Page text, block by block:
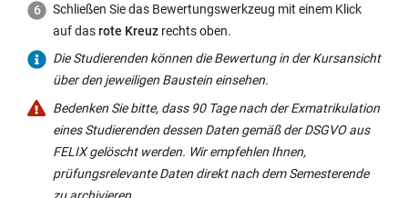
Schließen Sie das Bewertungswerkzeug mit einem Klick
auf dasrote Kreuz rechts oben.
Die Studierenden können die Bewertung in der Kursansicht
über den jeweiligen Baustein einsehen.
Bedenken Sie bitte, dass 90 Tage nach der Exmatrikulation
eines Studierenden dessen Daten gemäß der DSGVO aus
FELIX gelöscht werden. Wir empfehlen Ihnen,
prüfungsrelevante Daten direkt nach dem Semesterende
zu archivieren.